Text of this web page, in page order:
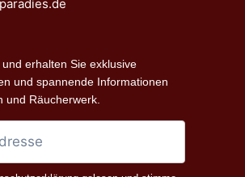
erhalten Sie exklusive
und spannende Informationen
und Räucherwerk.